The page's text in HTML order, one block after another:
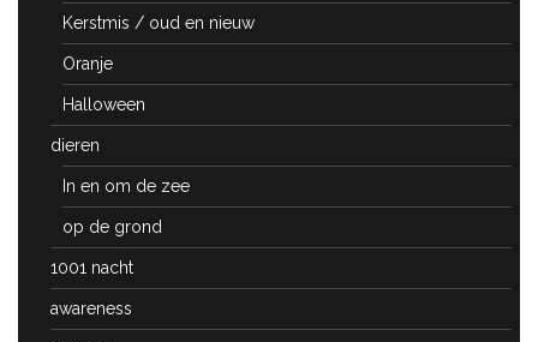
Kerstmis / oud en nieuw
Oranje
Halloween
dieren
In en om de zee
op de grond
1001 nacht
awareness